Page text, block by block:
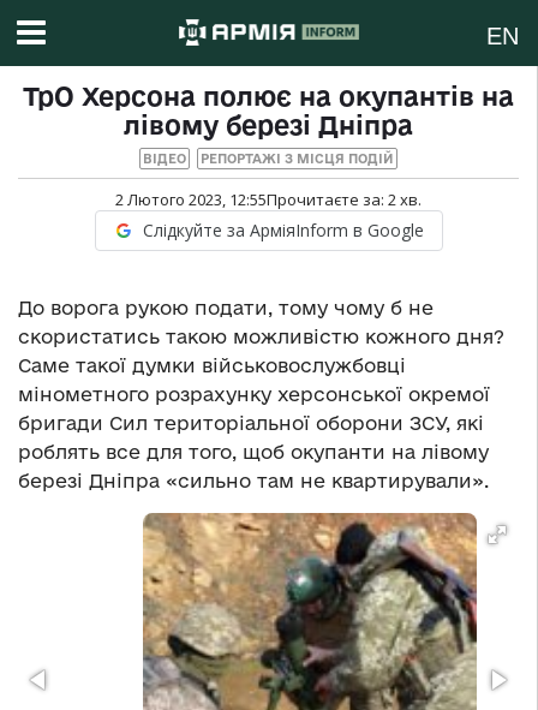
EN
ТрО Херсона полює на окупантів на
лівому березі Дніпра
ВІДЕО РЕПОРТАЖІ З МІСЦЯ ПОДІЙ
2 Лютого 2023, 12:55Прочитаєте за: 2хв.
Слідкуйте за АрміяInform в Google
До ворога рукою подати, тому чому б не
скористатись такою можливістю кожного дня?
Саме такої думки військовослужбовці
мінометного розрахунку херсонської окремої
бригади Сил територіальної оборони ЗСУ, які
роблять все для того, щоб окупанти на лівому
березі Дніпра «сильно там не квартирували».